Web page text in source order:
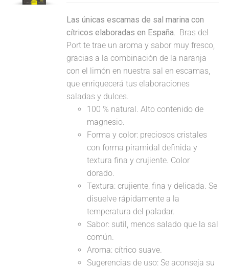
Las únicas escamas de sal marina con
cítricos elaboradas en España. Bras del
Port te trae un aroma y sabor muy fresco,
gracias a la combinación de la naranja
con el limón en nuestra sal en escamas,
que enriquecerá tus elaboraciones
saladas y dulces.
100 % natural. Alto contenido de
magnesio.
Forma y color: preciosos cristales
con forma piramidal definida y
textura fina y crujiente. Color
dorado.
Textura: crujiente, fina y delicada. Se
disuelve rápidamente a la
temperatura del paladar.
Sabor: sutil, menos salado que la sal
común.
Aroma: cítrico suave.
Sugerencias de uso: Se aconseja su